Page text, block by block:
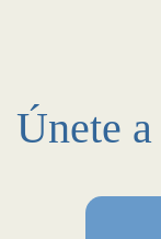
Únete